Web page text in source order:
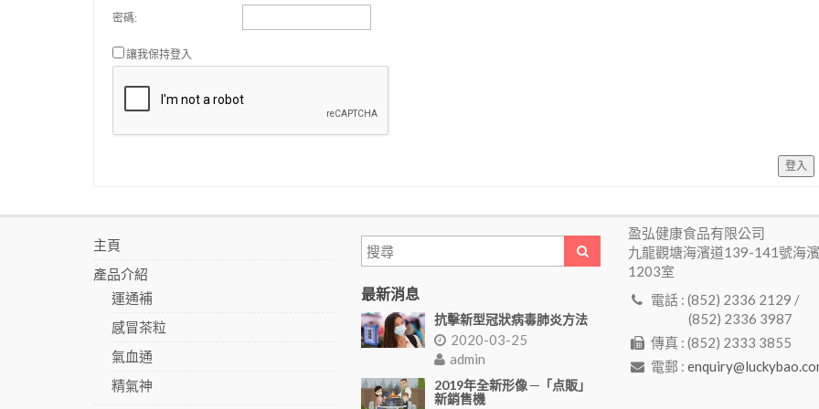
密碼:
讓我保持登入
登入
主頁
產品介紹
運通補
感冒茶粒
氣血通
精氣神
最新消息
抗擊新型冠狀病毒肺炎方法
2020-03-25
admin
2019年全新形像 ─「点販」
新銷售機
盈弘健康食品有限公司
九龍觀塘海濱道139-141號海
1203室
電話 : (852) 2336 2129 /
(852) 2336 3987
傳真 : (852) 2333 3855
電郵 :